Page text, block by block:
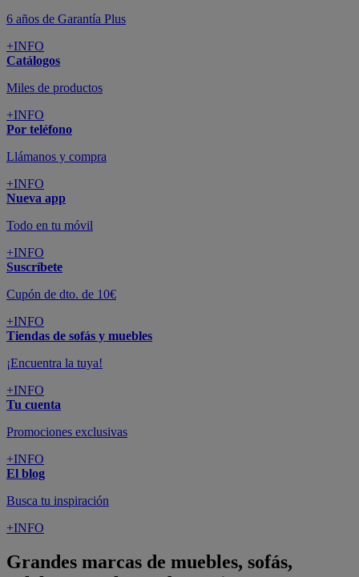
6 años de Garantía Plus
+INFO
Catálogos
Miles de productos
+INFO
Por teléfono
Llámanos y compra
+INFO
Nueva app
Todo en tu móvil
+INFO
Suscríbete
Cupón de dto. de 10€
+INFO
Tiendas de sofás y muebles
¡Encuentra la tuya!
+INFO
Tu cuenta
Promociones exclusivas
+INFO
El blog
Busca tu inspiración
+INFO
Grandes marcas de muebles, sofás,